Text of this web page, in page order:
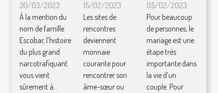
30/03/2023
À la mention du
nom de famille
Escobar, l’histoire
du plus grand
narcotrafiquant
vous vient
sûrement à...
15/02/2023
Les sites de
rencontres
deviennent
monnaie
courante pour
rencontrer son
âme-sœur ou
05/02/2023
Pour beaucoup
de personnes, le
mariage est une
étape très
importante dans
la vie d’un
couple. Pour